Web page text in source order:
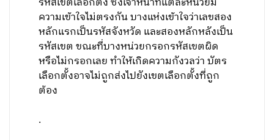
ความเข้าใจไม่ตรงกัน บางแห่งเข้าใจว่าเลขสอง
หลักแรกเป็นรหัสจังหวัด และสองหลักหลังเป็น
รหัสเขต ขณะที่บางหน่วยกรอกรหัสเขตผิด
หรือไม่กรอกเลย ทำให้เกิดความกังวลว่า บัตร
เลือกตั้งอาจไม่ถูกส่งไปยังเขตเลือกตั้งที่ถูก
ต้อง
.